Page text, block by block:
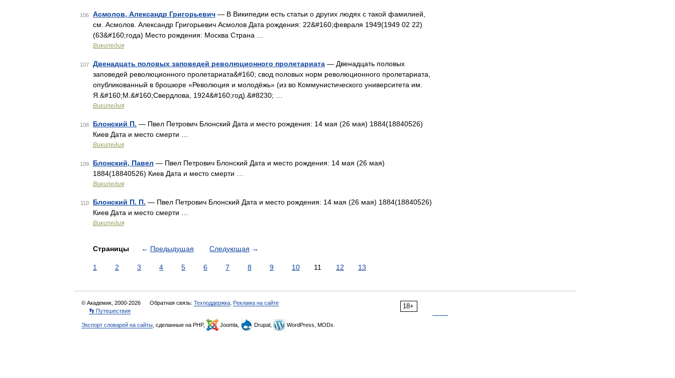
106 Асмолов, Александр Григорьевич — В Википедии есть статьи о других людях с такой фамилией,
см. Асмолов. Александр Григорьевич Асмолов Дата рождения: 22&#160;февраля 1949(1949 02 22)
(63&#160;года) Место рождения: Москва Страна …
Википедия
107 Двенадцать половых заповедей революционного пролетариата — Двенадцать половых
заповедей революционного пролетариата&#160; свод половых норм революционного пролетариата,
опубликованный в брошюре «Революция и молодёжь» (из во Коммунистического университета им.
Я.&#160;М.&#160;Свердлова, 1924&#160;год).&#8230; …
Википедия
108 Блонский П. — Пвел Петрович Блонский Дата и место рождения: 14 мая (26 мая) 1884(18840526)
Киев Дата и место смерти …
Википедия
109 Блонский, Павел — Пвел Петрович Блонский Дата и место рождения: 14 мая (26 мая)
1884(18840526) Киев Дата и место смерти …
Википедия
110 Блонский П. П. — Пвел Петрович Блонский Дата и место рождения: 14 мая (26 мая) 1884(18840526)
Киев Дата и место смерти …
Википедия
Страницы ← Предыдущая Следующая →
1 2 3 4 5 6 7 8 9 10 11 12 13
18+
© Академик, 2000-2026 Обратная связь: Техподдержка Реклама на сайте
👣 Путешествия
Экспорт словарей на сайты , сделанные на PHP, Joomla, Drupal, WordPress, MODx.